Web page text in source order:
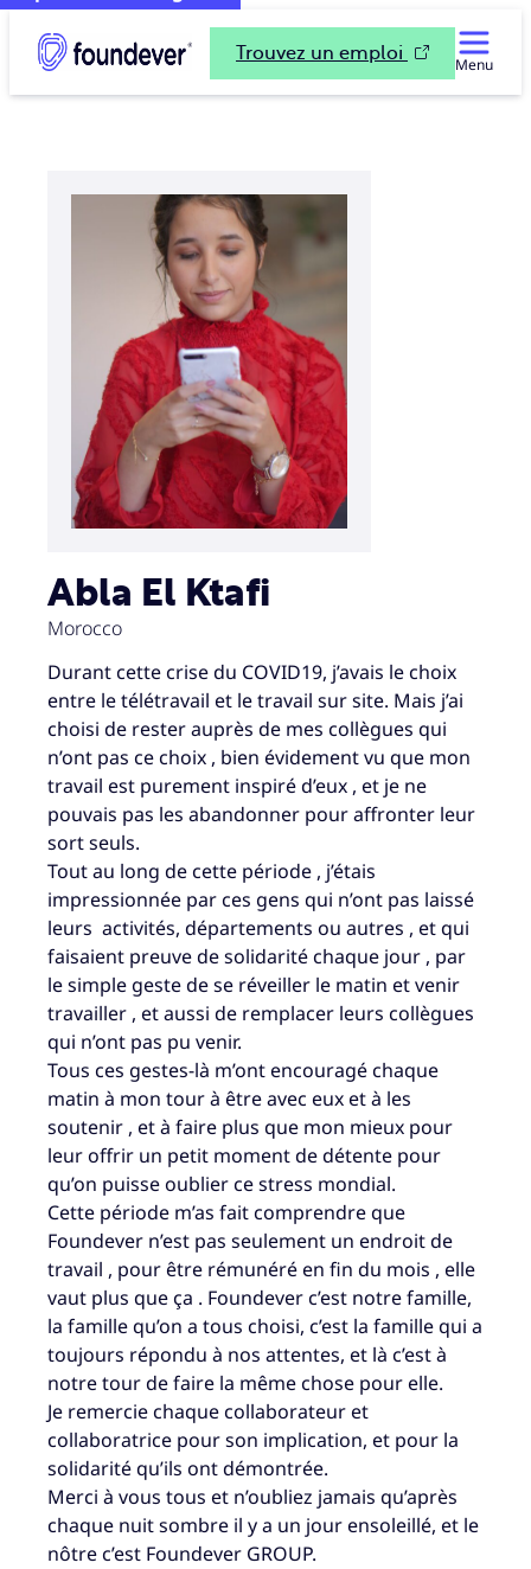
Trouvez un emploi
Menu
Abla El Ktafi
Morocco
Durant cette crise du COVID19, j’avais le choix
entre le télétravail et le travail sur site. Mais j’ai
choisi de rester auprès de mes collègues qui
n’ont pas ce choix , bien évidement vu que mon
travail est purement inspiré d’eux , et je ne
pouvais pas les abandonner pour affronter leur
sort seuls.
Tout au long de cette période , j’étais
impressionnée par ces gens qui n’ont pas laissé
leurs activités, départements ou autres , et qui
faisaient preuve de solidarité chaque jour , par
le simple geste de se réveiller le matin et venir
travailler , et aussi de remplacer leurs collègues
qui n’ont pas pu venir.
Tous ces gestes-là m’ont encouragé chaque
matin à mon tour à être avec eux et à les
soutenir , et à faire plus que mon mieux pour
leur offrir un petit moment de détente pour
qu’on puisse oublier ce stress mondial.
Cette période m’as fait comprendre que
Foundever n’est pas seulement un endroit de
travail , pour être rémunéré en fin du mois , elle
vaut plus que ça . Foundever c’est notre famille,
la famille qu’on a tous choisi, c’est la famille qui a
toujours répondu à nos attentes, et là c’est à
notre tour de faire la même chose pour elle.
Je remercie chaque collaborateur et
collaboratrice pour son implication, et pour la
solidarité qu’ils ont démontrée.
Merci à vous tous et n’oubliez jamais qu’après
chaque nuit sombre il y a un jour ensoleillé, et le
nôtre c’est Foundever GROUP.